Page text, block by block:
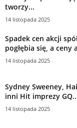
tworzy...
14 listopada 2025
Spadek cen akcji
pogłębia się, a ceny
14 listopada 2025
Sydney Sweeney,
inni Hit imprezy
14 listopada 2025